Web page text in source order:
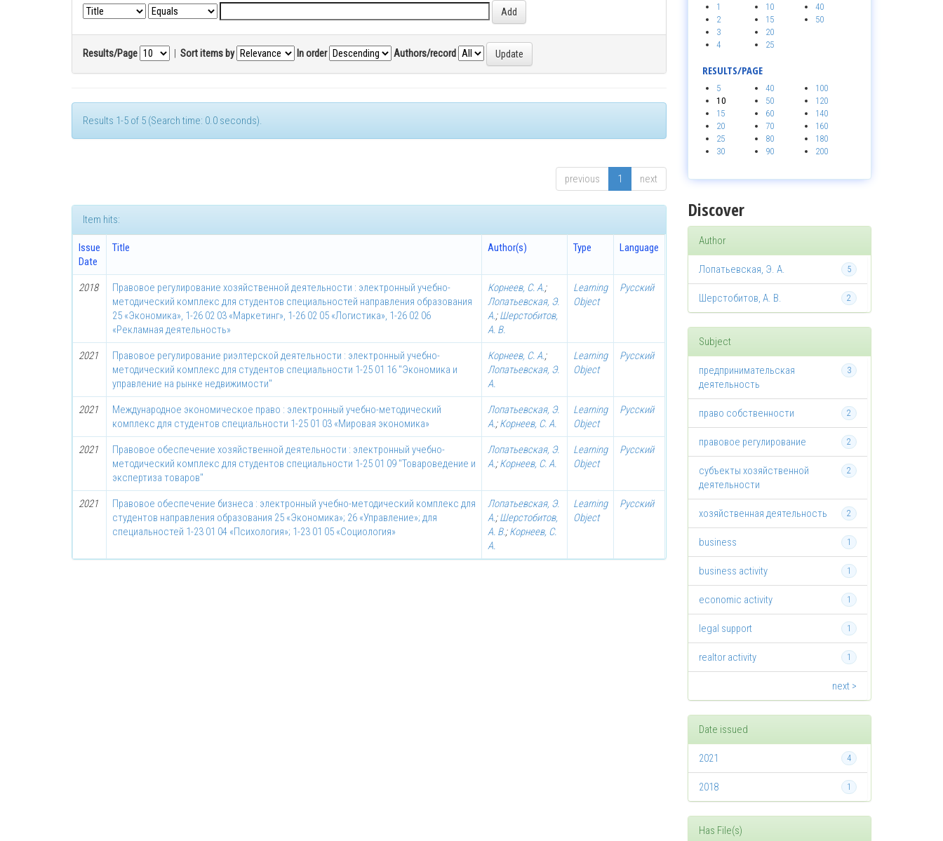
Results/Page | Sort items by In order Authors/record
Results 1-5 of 5 (Search time: 0.0 seconds).
previous 1 next
Item hits:
Issue
Date
Title Author(s) Type Language
2018
Правовое регулирование хозяйственной деятельности : электронный учебно-
методический комплекс для студентов специальностей направления образования
25 «Экономика», 1-26 02 03 «Маркетинг», 1-26 02 05 «Логистика», 1-26 02 06
«Рекламная деятельность»
Корнеев, С. А.;
Лопатьевская, Э.
А.;Шерстобитов,
А. В.
Learning
Object
Русский
2021
Правовое регулирование риэлтерской деятельности : электронный учебно-
методический комплекс для студентов специальности 1-25 01 16 "Экономика и
управление на рынке недвижимости"
Корнеев, С. А.;
Лопатьевская, Э.
А.
Learning
Object
Русский
2021
Международное экономическое право : электронный учебно-методический
комплекс для студентов специальности 1-25 01 03 «Мировая экономика»
Лопатьевская, Э.
А.;Корнеев, С. А.
Learning
Object
Русский
2021
Правовое обеспечение хозяйственной деятельности : электронный учебно-
методический комплекс для студентов специальности 1-25 01 09 "Товароведение и
экспертиза товаров"
Лопатьевская, Э.
А.;Корнеев, С. А.
Learning
Object
Русский
2021
Правовое обеспечение бизнеса : электронный учебно-методический комплекс для
студентов направления образования 25 «Экономика»; 26 «Управление»; для
специальностей 1-23 01 04 «Психология»; 1-23 01 05 «Социология»
Лопатьевская, Э.
А.;Шерстобитов,
А. В.;Корнеев, С.
А.
Learning
Object
Русский
1
2
3
4
10
15
20
25
40
50
RESULTS/PAGE
5
10
15
20
25
30
40
50
60
70
80
90
100
120
140
160
180
200
Discover
Author
5
Лопатьевская, Э. А.
2
Шерстобитов, А. В.
Subject
3
предпринимательская
деятельность
2
право собственности
2
правовое регулирование
2
субъекты хозяйственной
деятельности
2
хозяйственная деятельность
1
business
1
business activity
1
economic activity
1
legal support
1
realtor activity
next >
Date issued
4
2021
1
2018
Has File(s)